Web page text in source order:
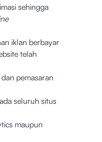
sehingga
iklan berbayar
telah
pemasaran
seluruh situs
maupun